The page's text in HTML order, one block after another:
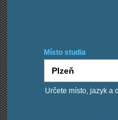
Místo studia
Určete místo, jazyk a